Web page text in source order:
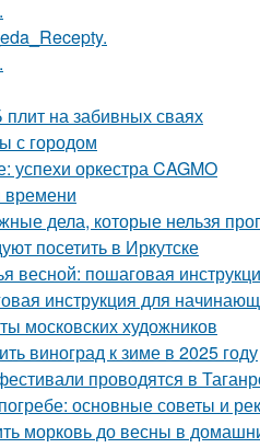
на забивных сваях
с городом
успехи оркестра CAGMO
времени
дела, которые нельзя
посетить в Иркутске
весной: пошаговая
инструкция для
московских художников
виноград к зиме в 2025 году
проводятся в
основные советы и
морковь до весны в